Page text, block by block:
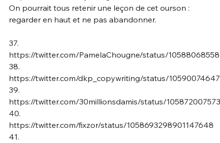
On pourrait tous retenir une leçon de cet ourson :
regarder en haut et ne pas abandonner.
37.
https://twitter.com/PamelaChougne/status/
38.
https://twitter.com/dkp_copywriting/status/
39.
https://twitter.com/30millionsdamis/status/
40.
https://twitter.com/fixzor/status/1058693298901147648
41.